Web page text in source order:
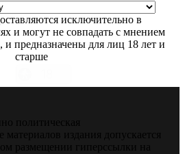
исключительно в
и могут не совпадать с мнением
и предназначены для лиц 18 лет и
старше
политическая
материалов издания допускается
размещении гиперссылки на